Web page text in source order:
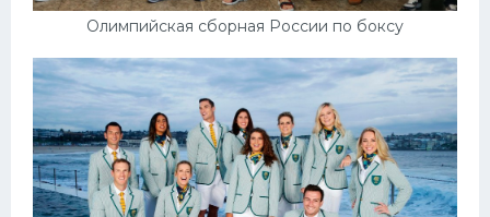
Олимпийская сборная России по боксу